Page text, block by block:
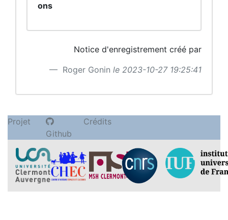
ons
Notice d'enregistrement créé par
Roger Gonin le 2023-10-27 19:25:41
Projet
Github
Crédits